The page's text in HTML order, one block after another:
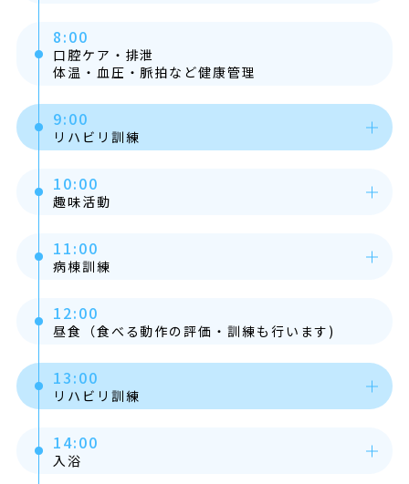
8:00
口腔ケア・排泄
体温・血圧・脈拍など健康管理
9:00
リハビリ訓練
10:00
趣味活動
11:00
病棟訓練
12:00
昼食（食べる動作の評価・訓練も行います)
13:00
リハビリ訓練
14:00
入浴